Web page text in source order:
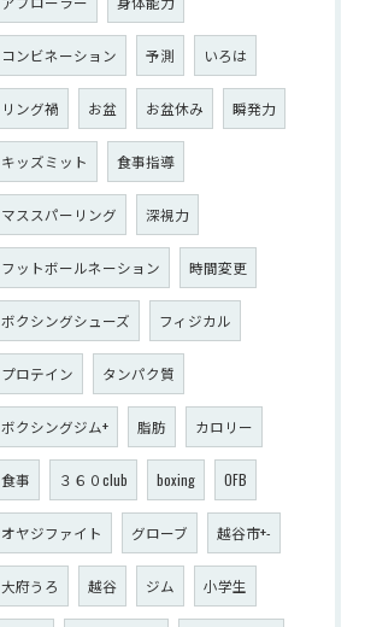
コンビネーション 予測 いろは
リング禍 お盆 お盆休み 瞬発力
キッズミット 食事指導
マススパーリング 深視力
フットボールネーション 時間変更
ボクシングシューズ フィジカル
プロテイン タンパク質
ボクシングジム+ 脂肪 カロリー
食事 ３６０club boxing OFB
オヤジファイト グローブ 越谷市+-
大府うろ 越谷 ジム 小学生